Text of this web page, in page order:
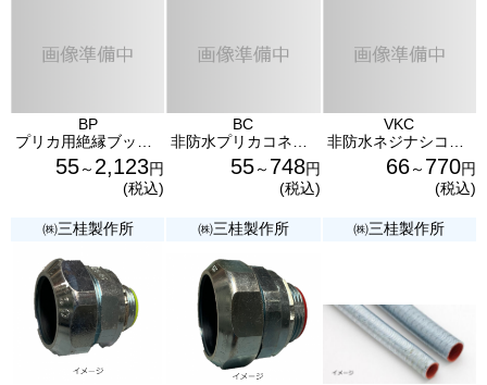
BP
55～ 2,123円
(税込)
BC
55～ 748円
(税込)
VKC
66～ 770円
(税込)
㈱三桂製作所 ㈱三桂製作所 ㈱三桂製作所